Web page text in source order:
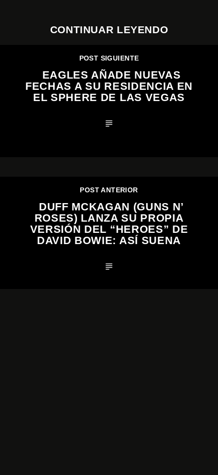
CONTINUAR LEYENDO
POST SIGUIENTE
EAGLES AÑADE NUEVAS
FECHAS A SU RESIDENCIA EN
EL SPHERE DE LAS VEGAS
POST ANTERIOR
DUFF MCKAGAN (GUNS N’
ROSES) LANZA SU PROPIA
VERSIÓN DEL “HEROES” DE
DAVID BOWIE: ASÍ SUENA